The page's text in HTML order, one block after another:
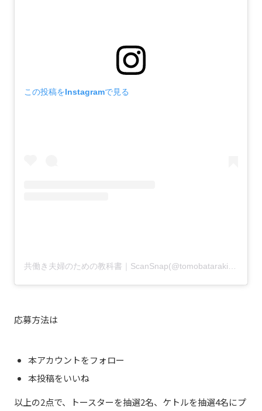
この投稿をInstagramで見る
共働き夫婦のための教科書｜ScanSnap(@tomobatarakifuufukyoukasho)がシェアした投稿
応募方法は
本アカウントをフォロー
本投稿をいいね
以上の2点で、トースターを抽選2名、ケトルを抽選4名にプ